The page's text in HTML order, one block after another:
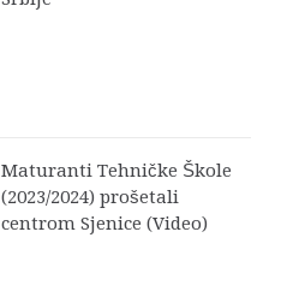
Maturanti Tehničke Škole
(2023/2024) prošetali
centrom Sjenice (Video)